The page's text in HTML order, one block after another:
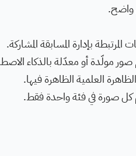
واضح.
مولّدة أو معدّلة بالذكاء